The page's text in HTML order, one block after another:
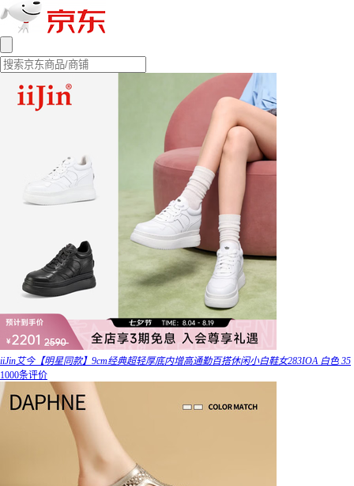
iiJin艾今【明星同款】9cm经典超轻厚底内增高通勤百搭休闲小白鞋女283IOA 白色 35
1000条评价